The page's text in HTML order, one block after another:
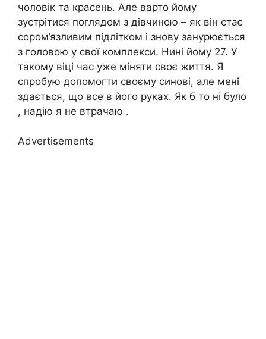
чоловік та красень. Але варто йому
зустрітися поглядом з дівчиною – як він стає
сором’язливим підлітком і знову занурюється
з головою у свої комплекси. Нині йому 27. У
такому віці час уже міняти своє життя. Я
спробую допомогти своєму синові, але мені
здається, що все в його руках. Як б то ні було
, надію я не втрачаю .
Advertisements